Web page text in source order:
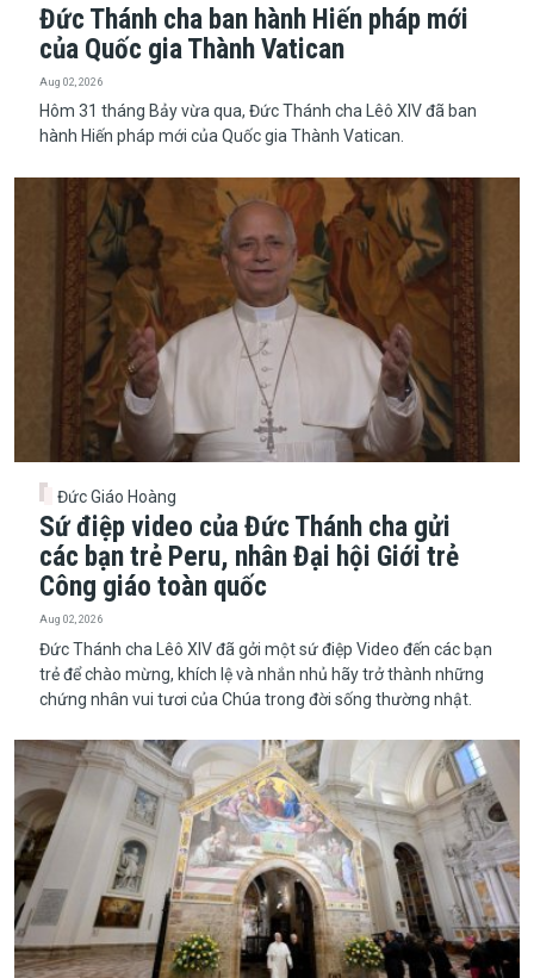
Đức Thánh cha ban hành Hiến pháp mới
của Quốc gia Thành Vatican
Aug 02, 2026
​​​​​​​Hôm 31 tháng Bảy vừa qua, Đức Thánh cha Lêô XIV đã ban
hành Hiến pháp mới của Quốc gia Thành Vatican.
Đức Giáo Hoàng
Sứ điệp video của Đức Thánh cha gửi
các bạn trẻ Peru, nhân Đại hội Giới trẻ
Công giáo toàn quốc
Aug 02, 2026
Đức Thánh cha Lêô XIV đã gởi một sứ điệp Video đến các bạn
trẻ để chào mừng, khích lệ và nhắn nhủ hãy trở thành những
chứng nhân vui tươi của Chúa trong đời sống thường nhật.